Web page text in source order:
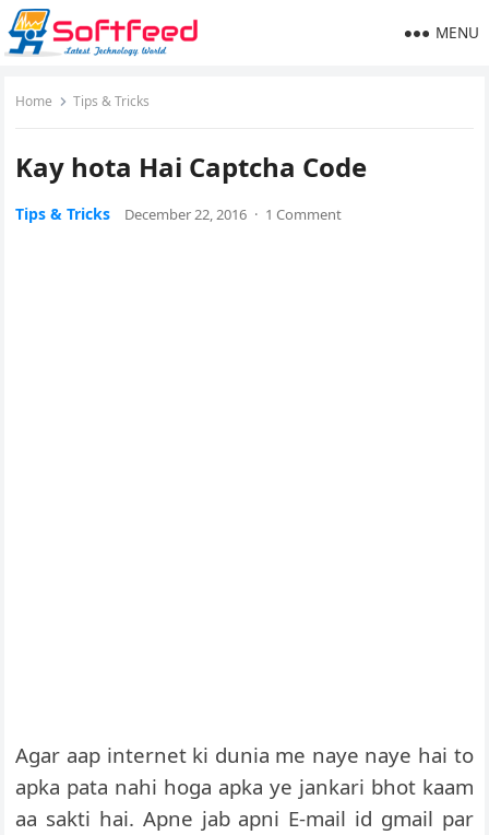
MENU
Home Tips & Tricks
Kay hota Hai Captcha Code
Tips & Tricks December 22, 2016 · 1 Comment
Agar aap internet ki dunia me naye naye hai to
apka pata nahi hoga apka ye jankari bhot kaam
aa sakti hai. Apne jab apni E-mail id gmail par